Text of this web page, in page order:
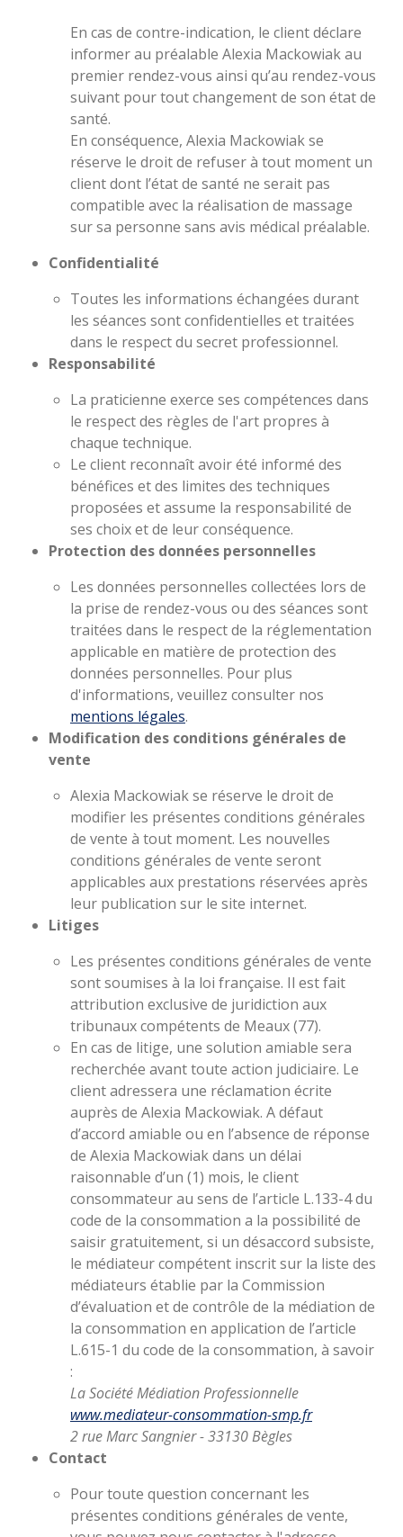
En cas de contre-indication, le client déclare
informer au préalable Alexia Mackowiak au
premier rendez-vous ainsi qu’au rendez-vous
suivant pour tout changement de son état de
santé.
En conséquence, Alexia Mackowiak se
réserve le droit de refuser à tout moment un
client dont l’état de santé ne serait pas
compatible avec la réalisation de massage
sur sa personne sans avis médical préalable.
Confidentialité
Toutes les informations échangées durant
les séances sont confidentielles et traitées
dans le respect du secret professionnel.
Responsabilité
La praticienne exerce ses compétences dans
le respect des règles de l'art propres à
chaque technique.
Le client reconnaît avoir été informé des
bénéfices et des limites des techniques
proposées et assume la responsabilité de
ses choix et de leur conséquence.
Protection des données personnelles
Les données personnelles collectées lors de
la prise de rendez-vous ou des séances sont
traitées dans le respect de la réglementation
applicable en matière de protection des
données personnelles. Pour plus
d'informations, veuillez consulter nos
mentions légales.
Modification des conditions générales de
vente
Alexia Mackowiak se réserve le droit de
modifier les présentes conditions générales
de vente à tout moment. Les nouvelles
conditions générales de vente seront
applicables aux prestations réservées après
leur publication sur le site internet.
Litiges
Les présentes conditions générales de vente
sont soumises à la loi française. Il est fait
attribution exclusive de juridiction aux
tribunaux compétents de Meaux (77).
En cas de litige, une solution amiable sera
recherchée avant toute action judiciaire. Le
client adressera une réclamation écrite
auprès de Alexia Mackowiak. A défaut
d’accord amiable ou en l’absence de réponse
de Alexia Mackowiak dans un délai
raisonnable d’un (1) mois, le client
consommateur au sens de l’article L.133-4 du
code de la consommation a la possibilité de
saisir gratuitement, si un désaccord subsiste,
le médiateur compétent inscrit sur la liste des
médiateurs établie par la Commission
d’évaluation et de contrôle de la médiation de
la consommation en application de l’article
L.615-1 du code de la consommation, à savoir
:
La Société Médiation Professionnelle
www.mediateur-consommation-smp.fr
2 rue Marc Sangnier - 33130 Bègles
Contact
Pour toute question concernant les
présentes conditions générales de vente,